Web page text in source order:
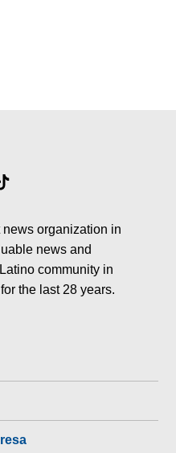
organization in
news and
community in
the last 28 years.